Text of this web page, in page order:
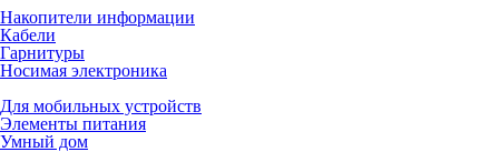
Накопители информации
Кабели
Гарнитуры
Носимая электроника
Для мобильных устройств
Элементы питания
Умный дом